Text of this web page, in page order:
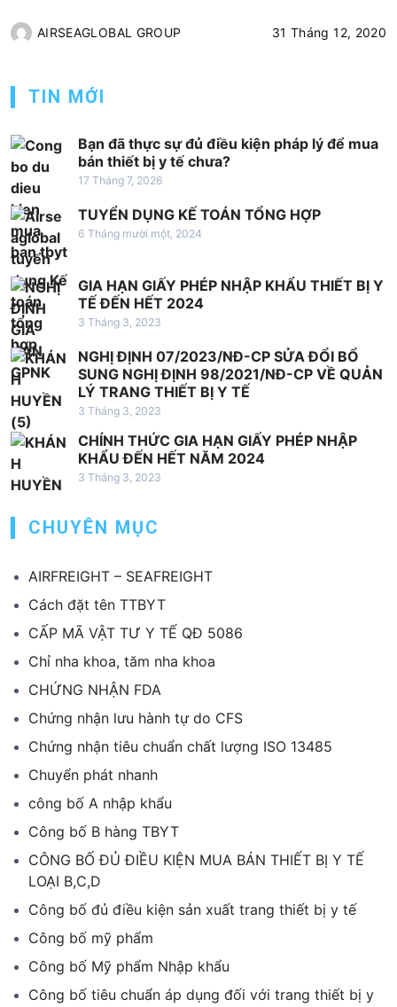
AIRSEAGLOBAL GROUP 31 Tháng 12, 2020
TIN MỚI
Bạn đã thực sự đủ điều kiện pháp lý để mua
bán thiết bị y tế chưa?
17 Tháng 7, 2026
TUYỂN DỤNG KẾ TOÁN TỔNG HỢP
6 Tháng mười một, 2024
GIA HẠN GIẤY PHÉP NHẬP KHẨU THIẾT BỊ Y
TẾ ĐẾN HẾT 2024
3 Tháng 3, 2023
NGHỊ ĐỊNH 07/2023/NĐ-CP SỬA ĐỔI BỔ
SUNG NGHỊ ĐỊNH 98/2021/NĐ-CP VỀ QUẢN
LÝ TRANG THIẾT BỊ Y TẾ
3 Tháng 3, 2023
CHÍNH THỨC GIA HẠN GIẤY PHÉP NHẬP
KHẨU ĐẾN HẾT NĂM 2024
3 Tháng 3, 2023
CHUYÊN MỤC
AIRFREIGHT – SEAFREIGHT
Cách đặt tên TTBYT
CẤP MÃ VẬT TƯ Y TẾ QĐ 5086
Chỉ nha khoa, tăm nha khoa
CHỨNG NHẬN FDA
Chứng nhận lưu hành tự do CFS
Chứng nhận tiêu chuẩn chất lượng ISO 13485
Chuyển phát nhanh
công bố A nhập khẩu
Công bố B hàng TBYT
CÔNG BỐ ĐỦ ĐIỀU KIỆN MUA BÁN THIẾT BỊ Y TẾ
LOẠI B,C,D
Công bố đủ điều kiện sản xuất trang thiết bị y tế
Công bố mỹ phẩm
Công bố Mỹ phẩm Nhập khẩu
Công bố tiêu chuẩn áp dụng đối với trang thiết bị y